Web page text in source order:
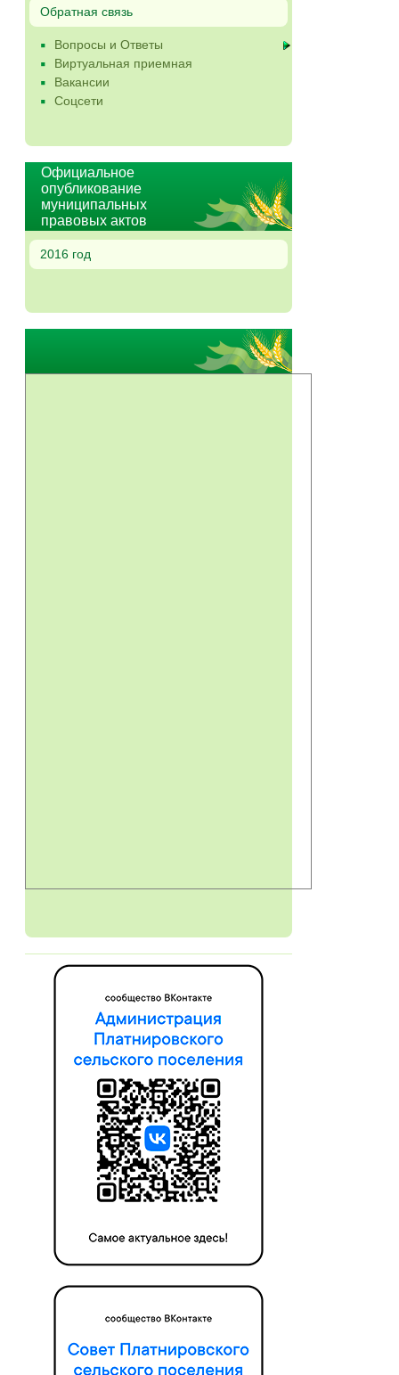
Обратная связь
Вопросы и Ответы
Виртуальная приемная
Вакансии
Соцсети
Официальное
опубликование
муниципальных
правовых актов
2016 год